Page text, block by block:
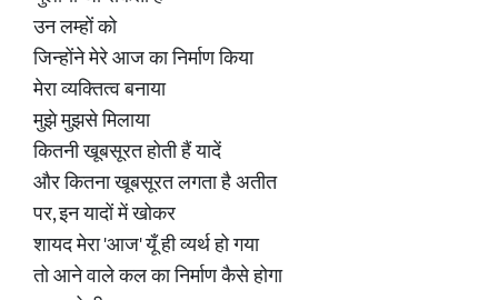
उन लम्हों को
जिन्होंने मेरे आज का निर्माण किया
मेरा व्यक्तित्व बनाया
मुझे मुझसे मिलाया
कितनी खूबसूरत होती हैं यादें
और कितना खूबसूरत लगता है अतीत
पर, इन यादों में खोकर
शायद मेरा 'आज' यूँ ही व्यर्थ हो गया
तो आने वाले कल का निर्माण कैसे होगा